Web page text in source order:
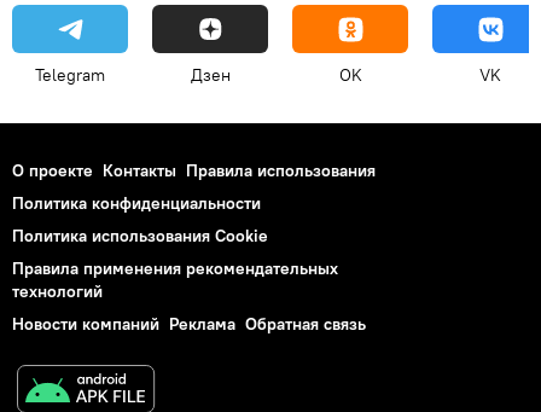
Telegram Дзен OK VK
О проекте Контакты Правила использования
Политика конфиденциальности
Политика использования Cookie
Правила применения рекомендательных
технологий
Новости компаний Реклама Обратная связь